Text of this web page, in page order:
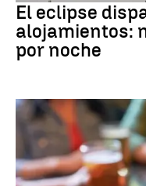
El eclipse
alojamientos:
por noche